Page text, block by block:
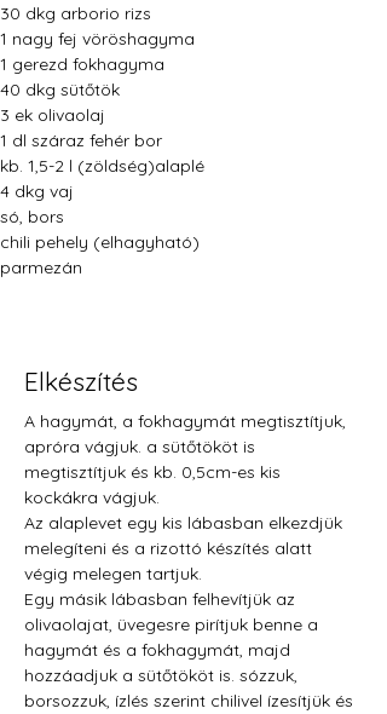
30 dkg arborio rizs
1 nagy fej vöröshagyma
1 gerezd fokhagyma
40 dkg sütőtök
3 ek olivaolaj
1 dl száraz fehér bor
kb. 1,5-2 l (zöldség)alaplé
4 dkg vaj
só, bors
chili pehely (elhagyható)
parmezán
Elkészítés
A hagymát, a fokhagymát megtisztítjuk,
apróra vágjuk. a sütőtököt is
megtisztítjuk és kb. 0,5cm-es kis
kockákra vágjuk.
Az alaplevet egy kis lábasban elkezdjük
melegíteni és a rizottó készítés alatt
végig melegen tartjuk.
Egy másik lábasban felhevítjük az
olivaolajat, üvegesre pirítjuk benne a
hagymát és a fokhagymát, majd
hozzáadjuk a sütőtököt is. sózzuk,
borsozzuk, ízlés szerint chilivel ízesítjük és